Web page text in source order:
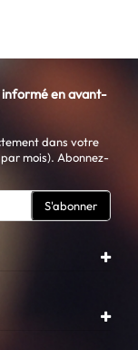
informé en avant-
dans votre
mois). Abonnez-
S'abonner